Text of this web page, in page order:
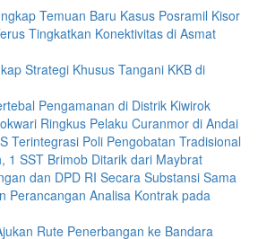
Temuan Baru Kasus Posramil Kisor
Tingkatkan Konektivitas di Asmat
Strategi Khusus Tangani KKB di
Pengamanan di Distrik Kiwirok
Ringkus Pelaku Curanmor di Andai
Terintegrasi Poli Pengobatan Tradisional
1 SST Brimob Ditarik dari Maybrat
dan DPD RI Secara Substansi Sama
Perancangan Analisa Kontrak pada
Rute Penerbangan ke Bandara